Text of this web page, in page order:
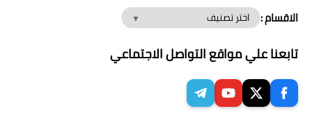
الاقسام :
تابعنا علي مواقع التواصل الاجتماعي